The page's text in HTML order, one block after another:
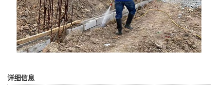
详细信息